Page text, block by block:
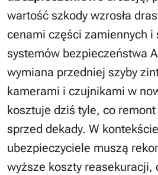
wartość szkody wzrosła
cenami części zamiennych
systemów bezpieczeństwa
wymiana przedniej szyby
kamerami i czujnikami w
kosztuje dziś tyle, co
sprzed dekady. W
ubezpieczyciele muszą
wyższe koszty reasekuracji,